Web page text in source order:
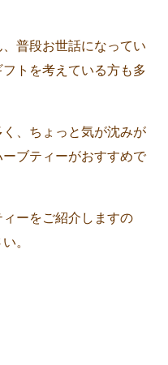
普段お世話になってい
トを考えている方も多
、ちょっと気が沈みが
ブティーがおすすめで
ーをご紹介しますの
。